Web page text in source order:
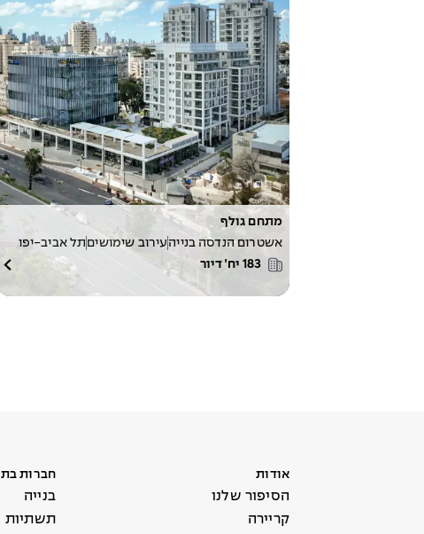
מתחם גולף
אשטרום הנדסה בנייה עירוב שימושים תל אביב-יפו
183 יח׳ דיור
אודות
הסיפור שלנו
קריירה
חברות בת
בנייה
תשתיות